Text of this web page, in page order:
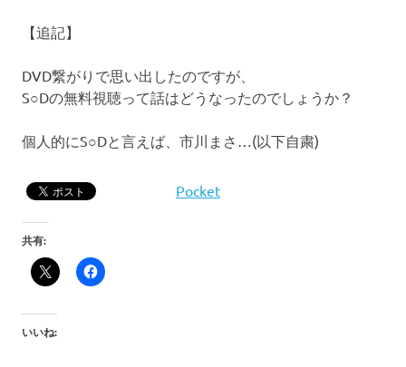
【追記】
DVD繋がりで思い出したのですが、
S○Dの無料視聴って話はどうなったのでしょうか？
個人的にS○Dと言えば、市川まさ…(以下自粛)
Pocket
共有:
いいね: